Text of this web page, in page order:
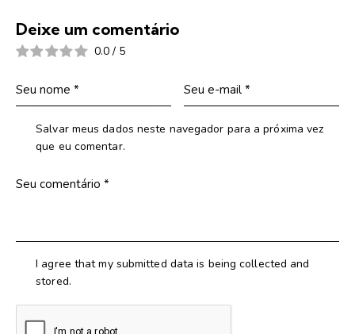
Deixe um comentário
0.0 / 5
Salvar meus dados neste navegador para a próxima vez
que eu comentar.
I agree that my submitted data is being collected and
stored.